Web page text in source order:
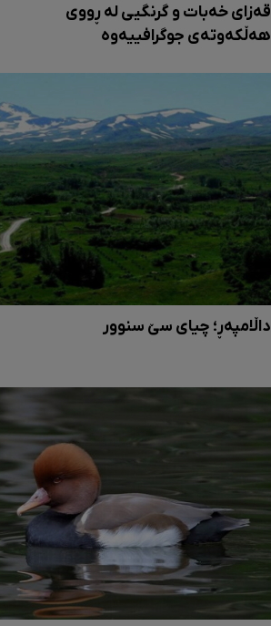
قەزای خەبات و گرنگیی لە ڕووی
هەڵکەوتەی جوگرافییەوە
داڵامپەڕ؛ چیای سێ سنوور